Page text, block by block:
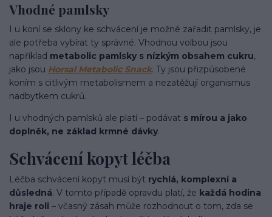
Vhodné pamlsky
I u koní se sklony ke schvácení je možné zařadit pamlsky, je
ale potřeba vybírat ty správné. Vhodnou volbou jsou
například metabolic pamlsky s nízkým obsahem cukru,
jako jsou Horsal Metabolic Snack. Ty jsou přizpůsobené
koním s citlivým metabolismem a nezatěžují organismus
nadbytkem cukrů.
I u vhodných pamlsků ale platí – podávat s mírou a jako
doplněk, ne základ krmné dávky.
Schvácení kopyt léčba
Léčba schvácení kopyt musí být rychlá, komplexní a
důsledná. V tomto případě opravdu platí, že každá hodina
hraje roli – včasný zásah může rozhodnout o tom, zda se